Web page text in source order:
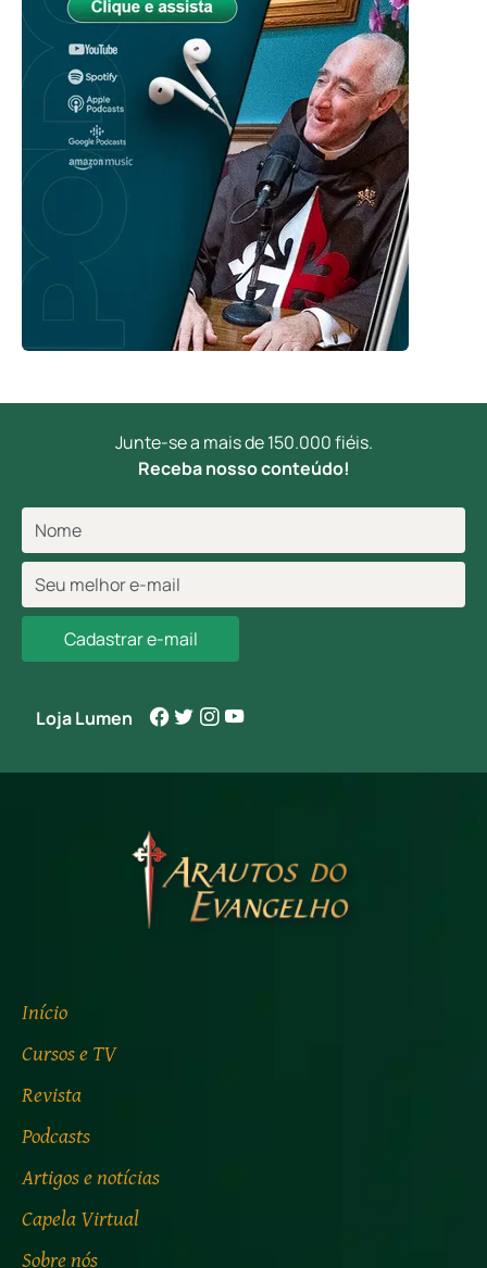
Junte-se a mais de 150.000 fiéis.
Receba nosso conteúdo!
Cadastrar e-mail
Loja Lumen
Início
Cursos e TV
Revista
Podcasts
Artigos e notícias
Capela Virtual
Sobre nós